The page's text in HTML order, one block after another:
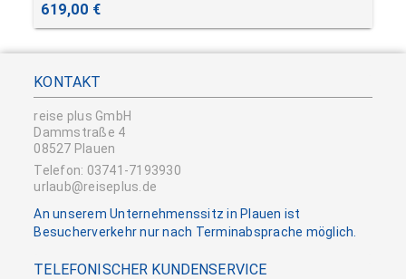
619,00 €
KONTAKT
reise plus GmbH
Dammstraße 4
08527 Plauen
Telefon: 03741-7193930
urlaub@reiseplus.de
An unserem Unternehmenssitz in Plauen ist
Besucherverkehr nur nach Terminabsprache möglich.
TELEFONISCHER KUNDENSERVICE